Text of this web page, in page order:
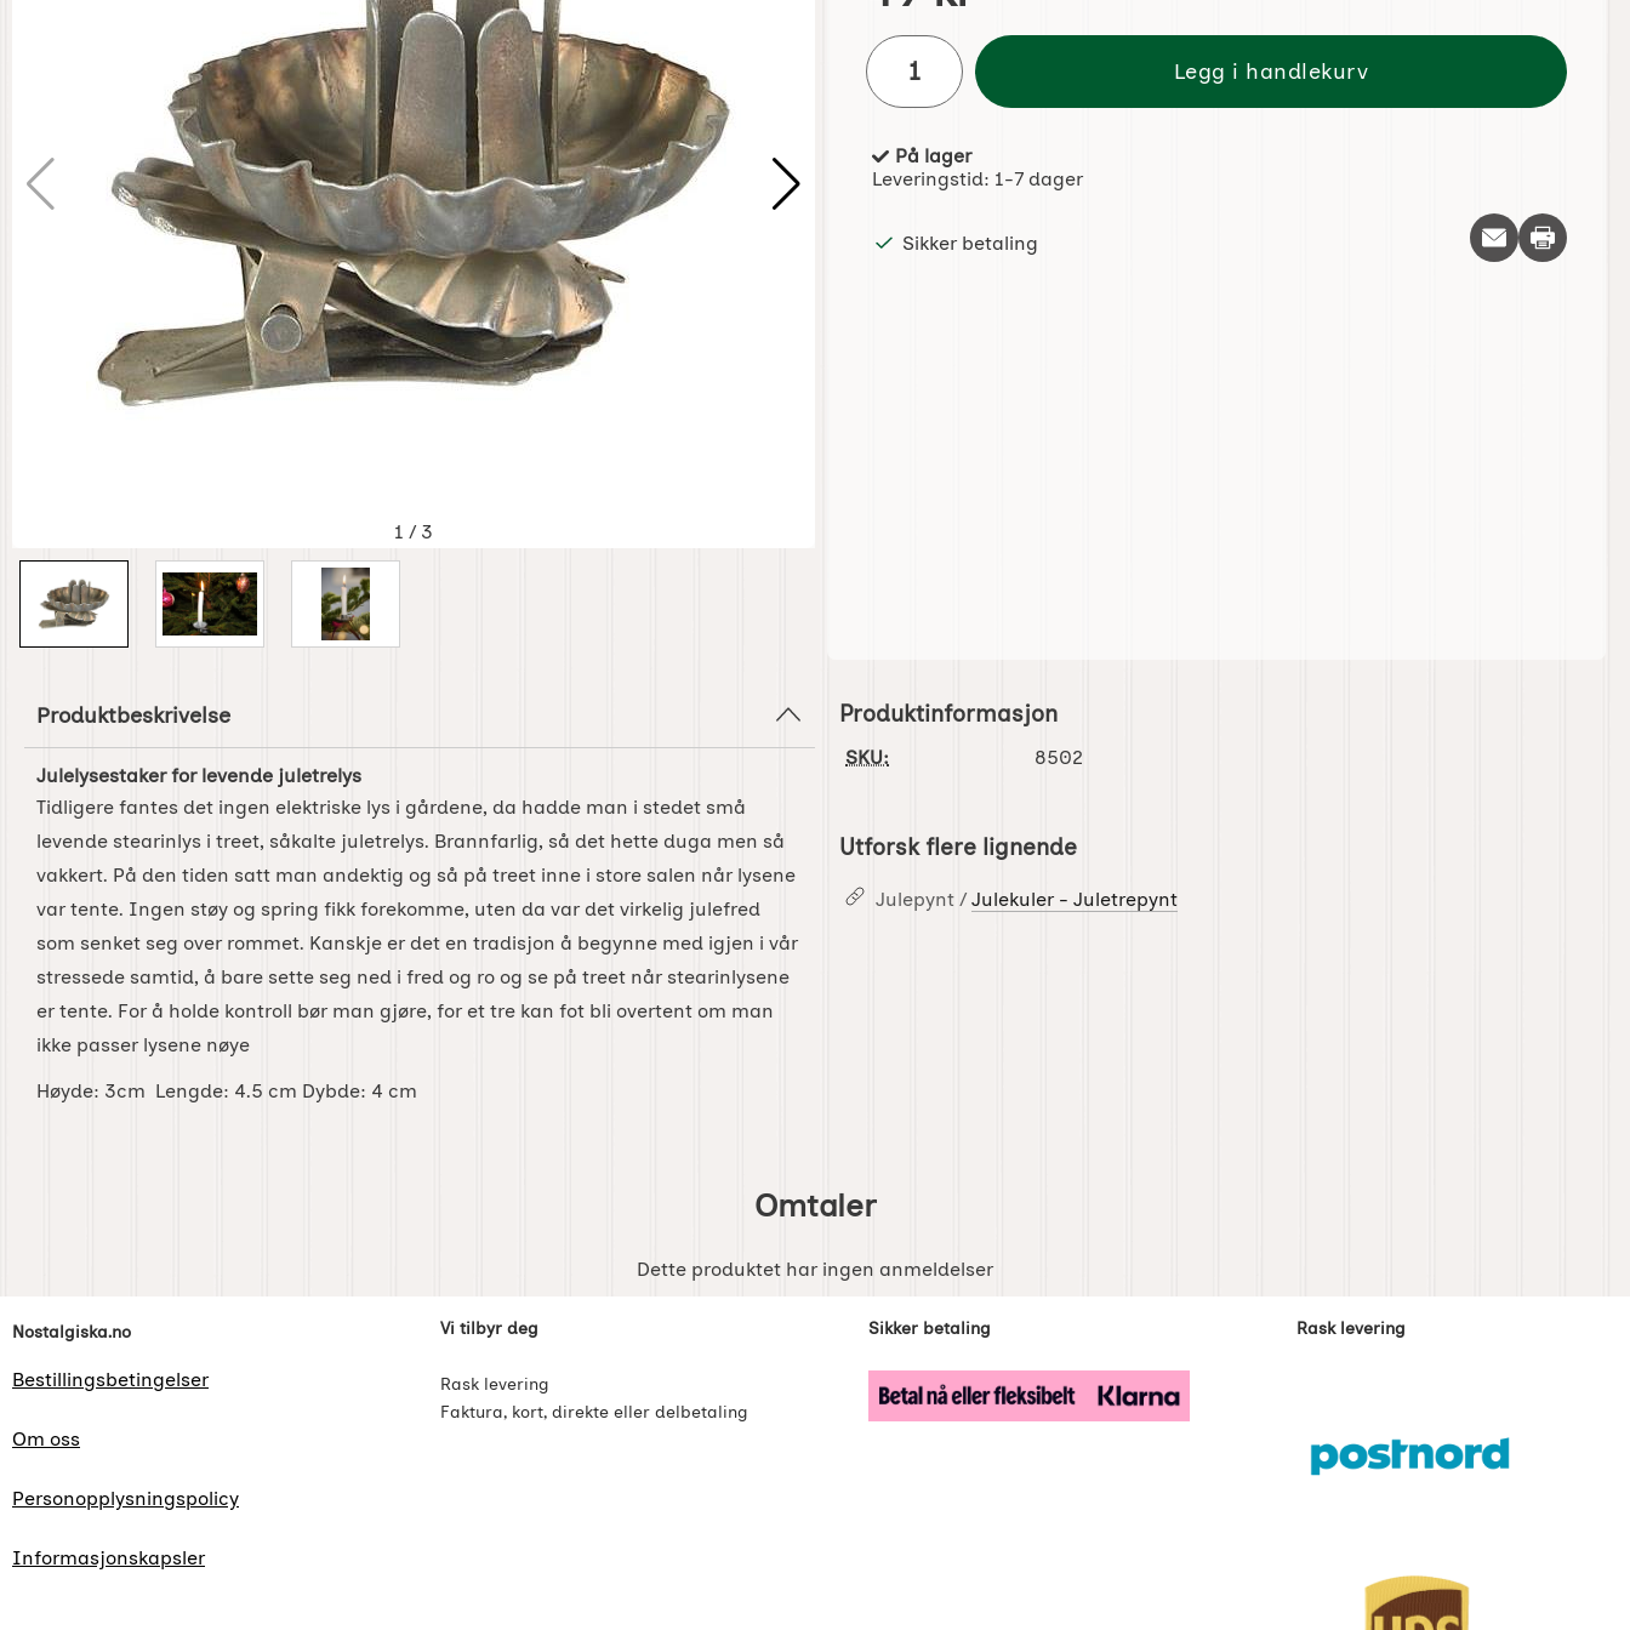
1 / 3
antall
Legg i handlekurv
Produkttilgjengelighet:
På lager
Leveringstid: 1-7 dager
Sikker betaling Skriv ut
Produktbeskrivelse
Julelysestaker for levende juletrelys
Tidligere fantes det ingen elektriske lys i gårdene, da hadde man i stedet små
levende stearinlys i treet, såkalte juletrelys. Brannfarlig, så det hette duga men så
vakkert. På den tiden satt man andektig og så på treet inne i store salen når lysene
var tente. Ingen støy og spring fikk forekomme, uten da var det virkelig julefred
som senket seg over rommet. Kanskje er det en tradisjon å begynne med igjen i vår
stressede samtid, å bare sette seg ned i fred og ro og se på treet når stearinlysene
er tente. For å holde kontroll bør man gjøre, for et tre kan fot bli overtent om man
ikke passer lysene nøye
Høyde: 3cm Lengde: 4.5 cm Dybde: 4 cm
Produktinformasjon
SKU: 8502
Utforsk flere lignende
Julepynt / Julekuler - Juletrepynt
Omtaler
Dette produktet har ingen anmeldelser
Footer-innhold Blandet informasjon og lenker
Nostalgiska.no
Bestillingsbetingelser
Om oss
Personopplysningspolicy
Informasjonskapsler
Vi tilbyr deg
Rask levering
Faktura, kort, direkte eller delbetaling
Sikker betaling Rask levering